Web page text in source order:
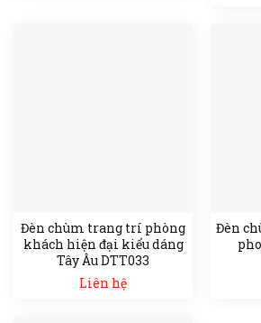
Đèn chùm trang trí phòng
khách hiện đại kiểu dáng
Tây Âu DTT033
Liên hệ
Đèn